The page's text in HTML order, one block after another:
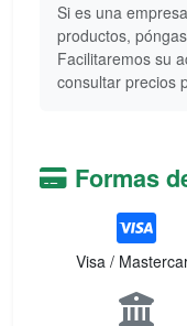
Si es una
productos,
Facilitaremos su
consultar precios
Formas
Visa /